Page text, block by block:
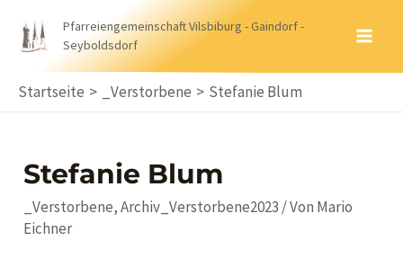
Inhalt
Pfarreiengemeinschaft Vilsbiburg - Gaindorf -
Seyboldsdorf
Startseite _Verstorbene Stefanie Blum
Stefanie Blum
_Verstorbene,Archiv_Verstorbene2023 / Von Mario
Eichner